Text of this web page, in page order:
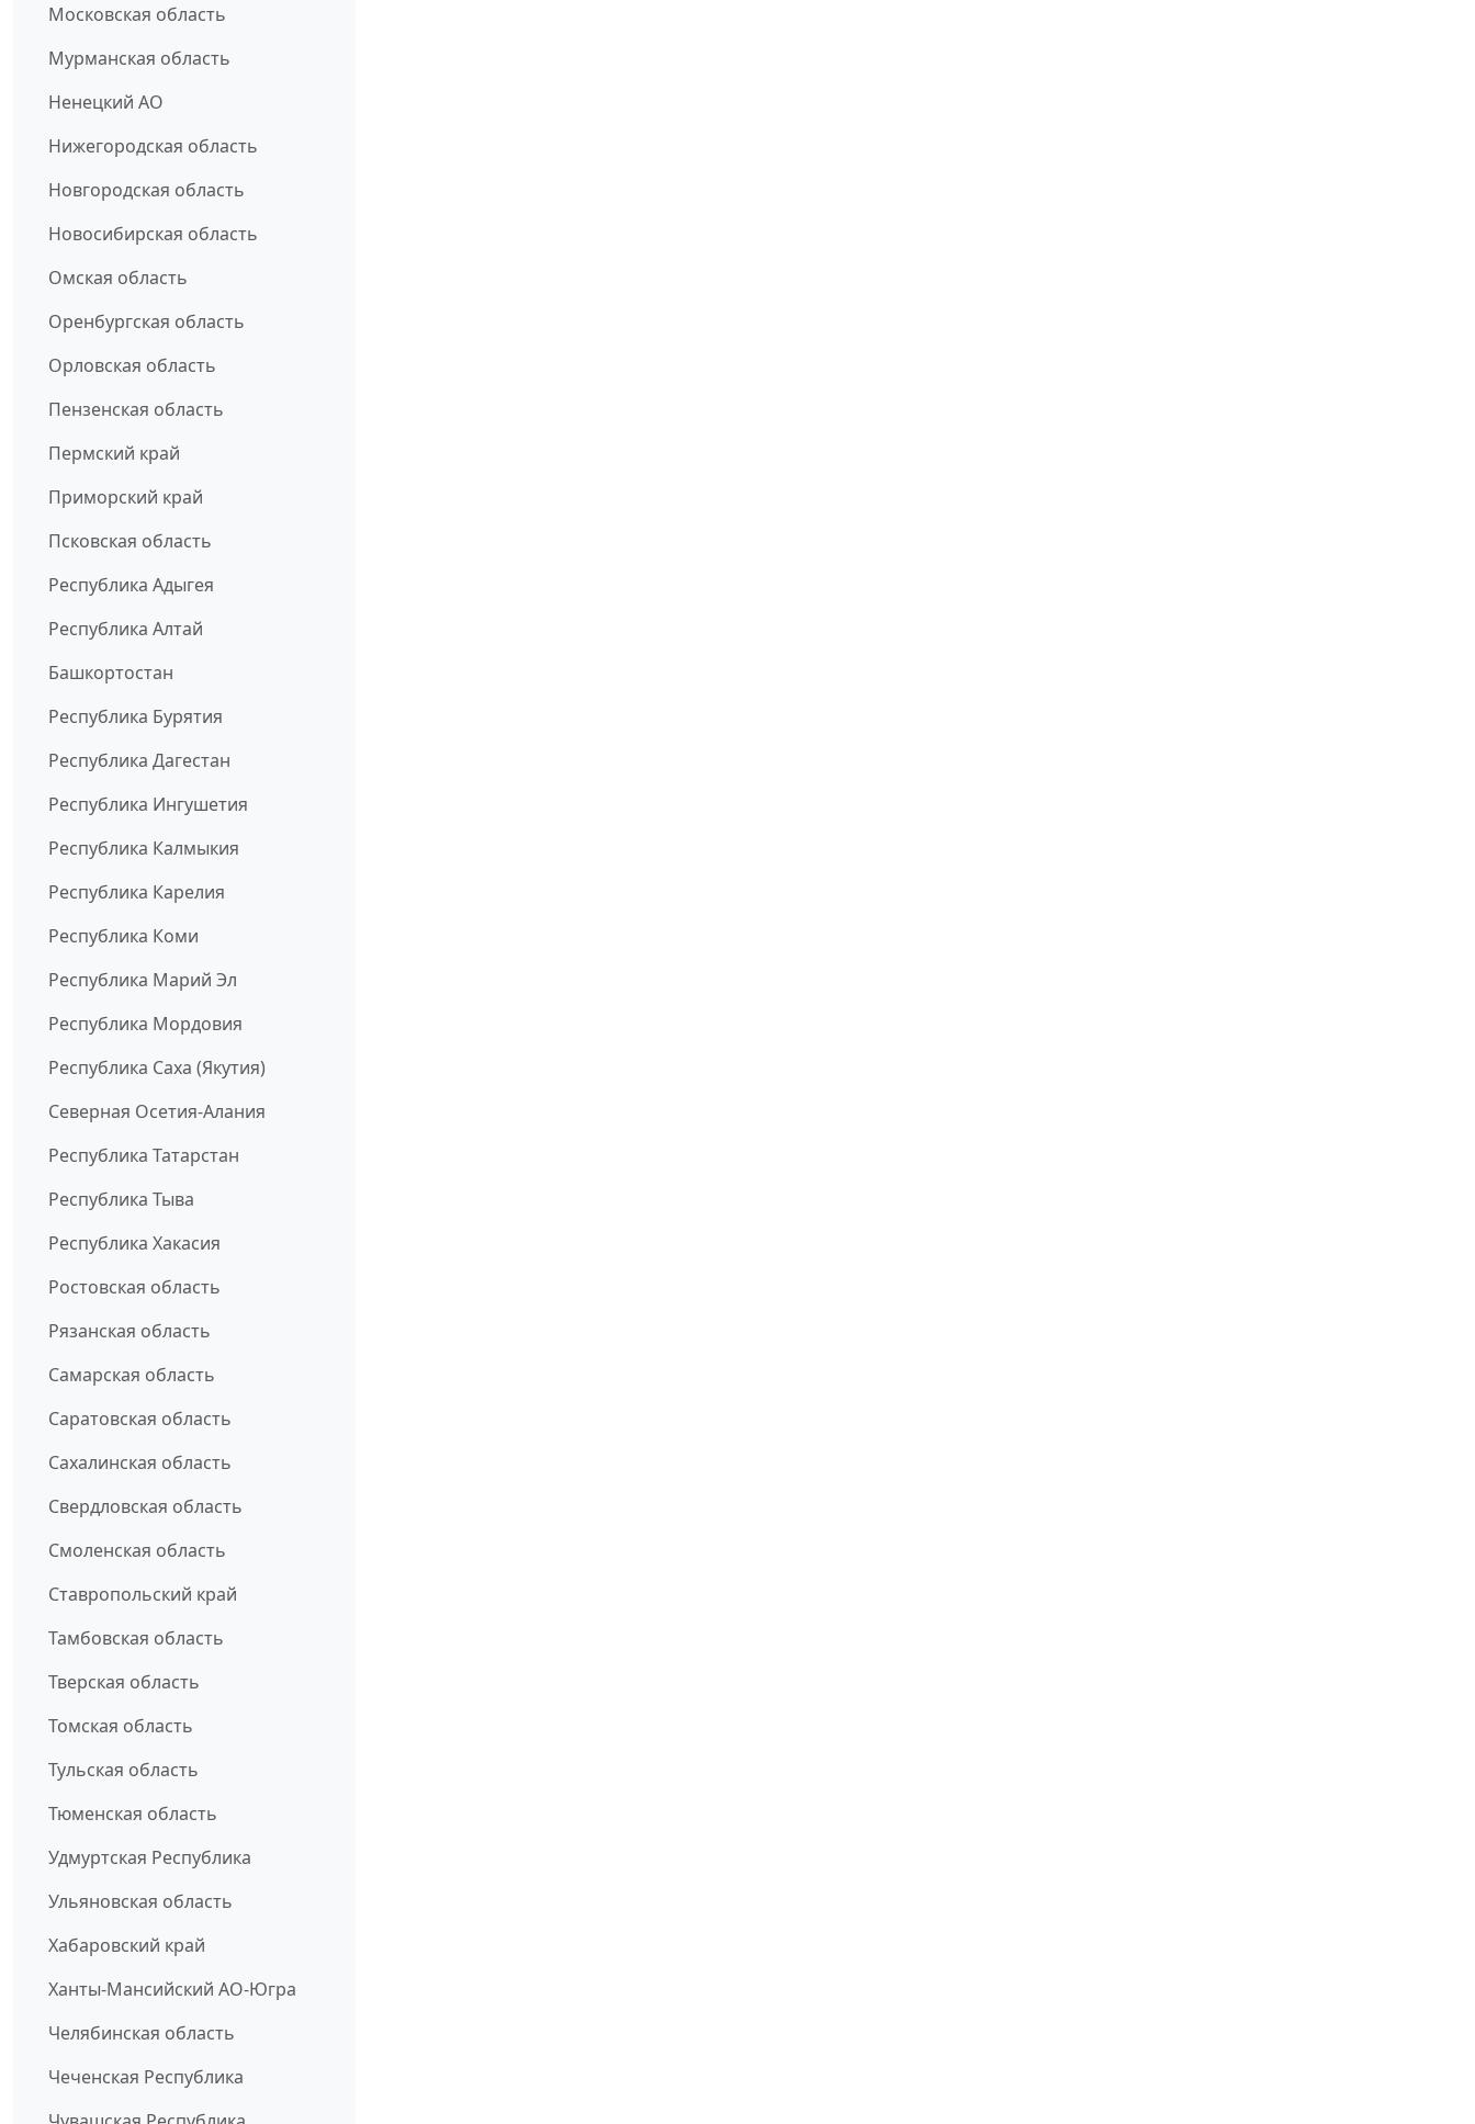
Московская область
Мурманская область
Ненецкий АО
Нижегородская область
Новгородская область
Новосибирская область
Омская область
Оренбургская область
Орловская область
Пензенская область
Пермский край
Приморский край
Псковская область
Республика Адыгея
Республика Алтай
Башкортостан
Республика Бурятия
Республика Дагестан
Республика Ингушетия
Республика Калмыкия
Республика Карелия
Республика Коми
Республика Марий Эл
Республика Мордовия
Республика Саха (Якутия)
Северная Осетия-Алания
Республика Татарстан
Республика Тыва
Республика Хакасия
Ростовская область
Рязанская область
Самарская область
Саратовская область
Сахалинская область
Свердловская область
Смоленская область
Ставропольский край
Тамбовская область
Тверская область
Томская область
Тульская область
Тюменская область
Удмуртская Республика
Ульяновская область
Хабаровский край
Ханты-Мансийский АО-Югра
Челябинская область
Чеченская Республика